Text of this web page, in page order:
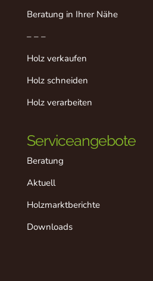
Beratung in Ihrer Nähe
– – –
Holz verkaufen
Holz schneiden
Holz verarbeiten
Serviceangebote
Beratung
Aktuell
Holzmarktberichte
Downloads